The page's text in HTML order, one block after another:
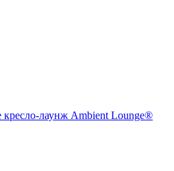
кресло-лаунж Ambient Lounge®